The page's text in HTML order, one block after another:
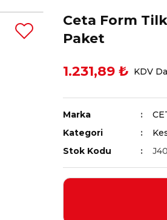
Ceta Form
Paket
1.231,89 ₺ KDV
Marka
Kategori
Stok Kodu